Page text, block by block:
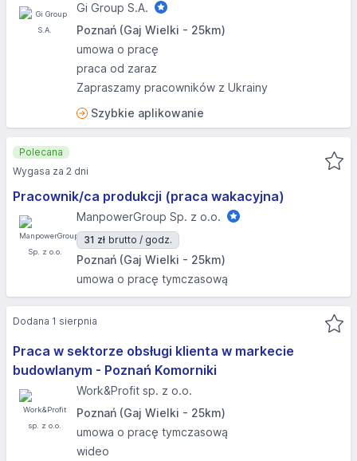
Gi Group S.A.
Poznań (Gaj Wielki - 25km)
umowa o pracę
praca od zaraz
Zapraszamy pracowników z Ukrainy
Szybkie aplikowanie
Pracownik/ca produkcji (praca wakacyjna)
ManpowerGroup Sp. z o.o.
31 zł brutto / godz.
Poznań (Gaj Wielki - 25km)
umowa o pracę tymczasową
Polecana
Wygasa za 2 dni
Praca w sektorze obsługi klienta w markecie
budowlanym - Poznań Komorniki
Work&Profit sp. z o.o.
Poznań (Gaj Wielki - 25km)
umowa o pracę tymczasową
wideo
Dodana 1 sierpnia